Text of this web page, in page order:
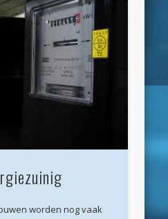
worden nog vaak